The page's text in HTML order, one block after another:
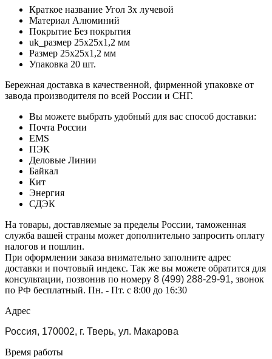
Краткое название Угол 3х лучевой
Материал Алюминий
Покрытие Без покрытия
uk_размер 25х25х1,2 мм
Размер 25х25х1,2 мм
Упаковка 20 шт.
Бережная доставка в качественной, фирменной упаковке от
завода производителя по всей России и СНГ.
Вы можете выбрать удобный для вас способ доставки:
Почта России
EMS
ПЭК
Деловые Линии
Байкал
Кит
Энергия
СДЭК
На товары, доставляемые за пределы России, таможенная
служба вашей страны может дополнительно запросить оплату
налогов и пошлин.
При оформлении заказа внимательно заполните адрес
доставки и почтовый индекс. Так же вы можете обратится для
консультации, позвонив по номеру 8 (499) 288-29-91, звонок
по РФ бесплатный. Пн. - Пт. с 8:00 до 16:30
Адрес
Россия, 170002, г. Тверь, ул. Макарова
Время работы